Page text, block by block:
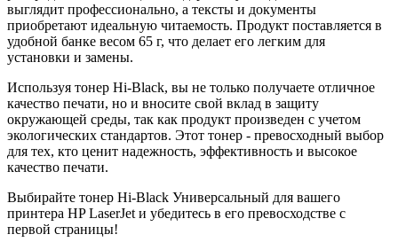
выглядит профессионально, а тексты и документы
приобретают идеальную читаемость. Продукт поставляется в
удобной банке весом 65 г, что делает его легким для
установки и замены.
Используя тонер Hi-Black, вы не только получаете отличное
качество печати, но и вносите свой вклад в защиту
окружающей среды, так как продукт произведен с учетом
экологических стандартов. Этот тонер - превосходный выбор
для тех, кто ценит надежность, эффективность и высокое
качество печати.
Выбирайте тонер Hi-Black Универсальный для вашего
принтера HP LaserJet и убедитесь в его превосходстве с
первой страницы!